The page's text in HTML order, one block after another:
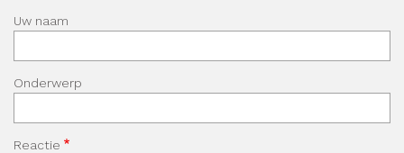
Uw naam
Onderwerp
Reactie